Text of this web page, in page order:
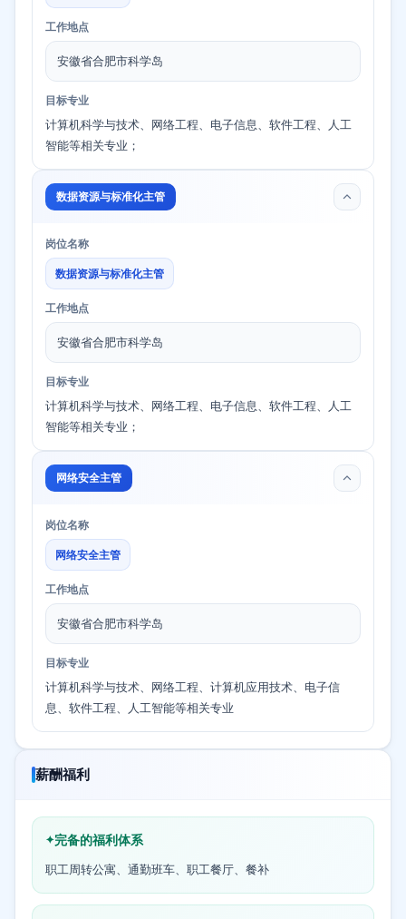
工作地点
安徽省合肥市科学岛
目标专业
计算机科学与技术、网络工程、电子信息、软件工程、人工
智能等相关专业；
数据资源与标准化主管
岗位名称
数据资源与标准化主管
工作地点
安徽省合肥市科学岛
目标专业
计算机科学与技术、网络工程、电子信息、软件工程、人工
智能等相关专业；
网络安全主管
岗位名称
网络安全主管
工作地点
安徽省合肥市科学岛
目标专业
计算机科学与技术、网络工程、计算机应用技术、电子信
息、软件工程、人工智能等相关专业
薪酬福利
完备的福利体系
职工周转公寓、通勤班车、职工餐厅、餐补